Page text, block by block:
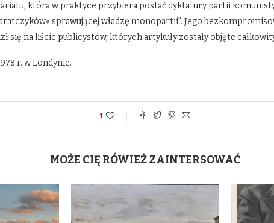
która w praktyce przybiera postać dyktatury partii
sprawującej władzę monopartii”. Jego
się na liście publicystów, których artykuły zostały objęte
r. w Londynie.
1
MOŻE CIĘ RÓWIEŻ ZAINTERSOWAĆ